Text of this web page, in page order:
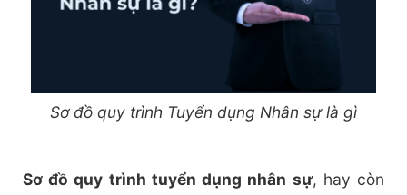
Sơ đồ quy trình Tuyển dụng Nhân sự là gì
Sơ đồ quy trình tuyển dụng nhân sự, hay còn